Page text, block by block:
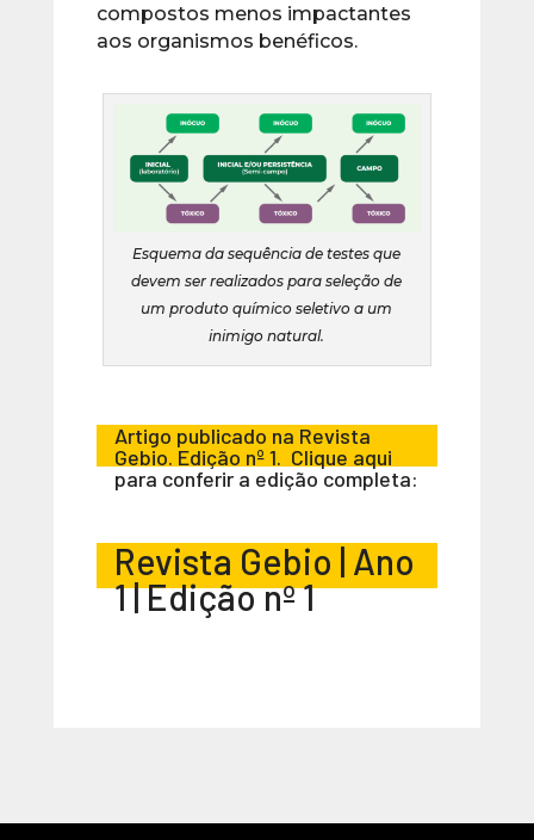
compostos menos impactantes
aos organismos benéficos.
Esquema da sequência de testes que
devem ser realizados para seleção de
um produto químico seletivo a um
inimigo natural.
Artigo publicado na Revista
Gebio. Edição nº 1. Clique aqui
para conferir a edição completa:
Revista Gebio | Ano
1 | Edição nº 1